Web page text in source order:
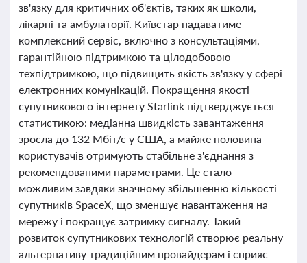
зв'язку для критичних об'єктів, таких як школи,
лікарні та амбулаторії. Київстар надаватиме
комплексний сервіс, включно з консультаціями,
гарантійною підтримкою та цілодобовою
техпідтримкою, що підвищить якість зв'язку у сфері
електронних комунікацій. Покращення якості
супутникового інтернету Starlink підтверджується
статистикою: медіанна швидкість завантаження
зросла до 132 Мбіт/с у США, а майже половина
користувачів отримують стабільне з'єднання з
рекомендованими параметрами. Це стало
можливим завдяки значному збільшенню кількості
супутників SpaceX, що зменшує навантаження на
мережу і покращує затримку сигналу. Такий
розвиток супутникових технологій створює реальну
альтернативу традиційним провайдерам і сприяє